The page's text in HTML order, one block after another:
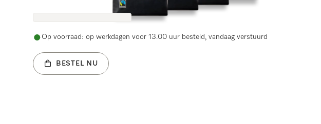
Op voorraad: op werkdagen voor 13.00 uur besteld, vandaag verstuurd
BESTEL NU